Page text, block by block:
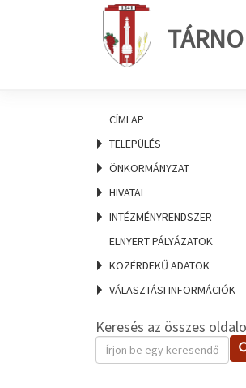
CÍMLAP
TELEPÜLÉS
ÖNKORMÁNYZAT
HIVATAL
INTÉZMÉNYRENDSZER
ELNYERT PÁLYÁZATOK
KÖZÉRDEKŰ ADATOK
VÁLASZTÁSI INFORMÁCIÓK
Keresés az összes
Keresendő
kifejezés